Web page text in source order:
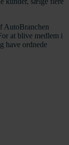
AutoBranchen
at blive medlem i
have ordnede